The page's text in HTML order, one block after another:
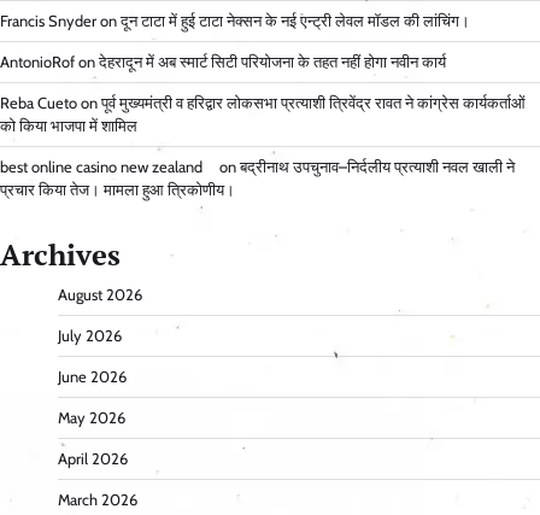
Francis Snyder onदून टाटा में हुई टाटा नेक्सन के नई एन्ट्री लेवल मॉडल की लांचिंग।
AntonioRof onदेहरादून में अब स्मार्ट सिटी परियोजना के तहत नहीं होगा नवीन कार्य
Reba Cueto onपूर्व मुख्यमंत्री व हरिद्वार लोकसभा प्रत्याशी त्रिवेंद्र रावत ने कांग्रेस कार्यकर्ताओं
को किया भाजपा में शामिल
best online casino new zealand onबद्रीनाथ उपचुनाव–निर्दलीय प्रत्याशी नवल खाली ने
प्रचार किया तेज। मामला हुआ त्रिकोणीय।
Archives
August 2026
July 2026
June 2026
May 2026
April 2026
March 2026